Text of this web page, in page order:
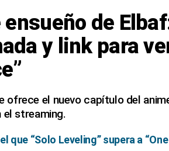
ensueño de
y link para
ofrece el nuevo capítulo del
el streaming.
que “Solo Leveling” supera a “One